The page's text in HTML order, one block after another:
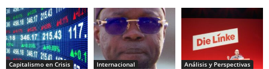
Capitalismo en Crisis Internacional Análisis y Perspectivas